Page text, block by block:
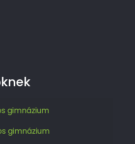
gimnázium
gimnázium